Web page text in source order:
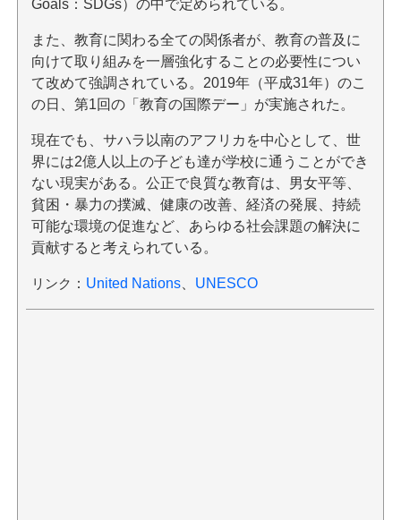
Goals：SDGs）の中で定められている。
また、教育に関わる全ての関係者が、教育の普及に
向けて取り組みを一層強化することの必要性につい
て改めて強調されている。2019年（平成31年）のこ
の日、第1回の「教育の国際デー」が実施された。
現在でも、サハラ以南のアフリカを中心として、世
界には2億人以上の子ども達が学校に通うことができ
ない現実がある。公正で良質な教育は、男女平等、
貧困・暴力の撲滅、健康の改善、経済の発展、持続
可能な環境の促進など、あらゆる社会課題の解決に
貢献すると考えられている。
リンク ： United Nations、 UNESCO